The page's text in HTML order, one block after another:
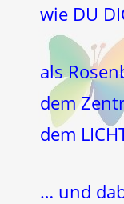
wie DU
als
dem
dem
… und